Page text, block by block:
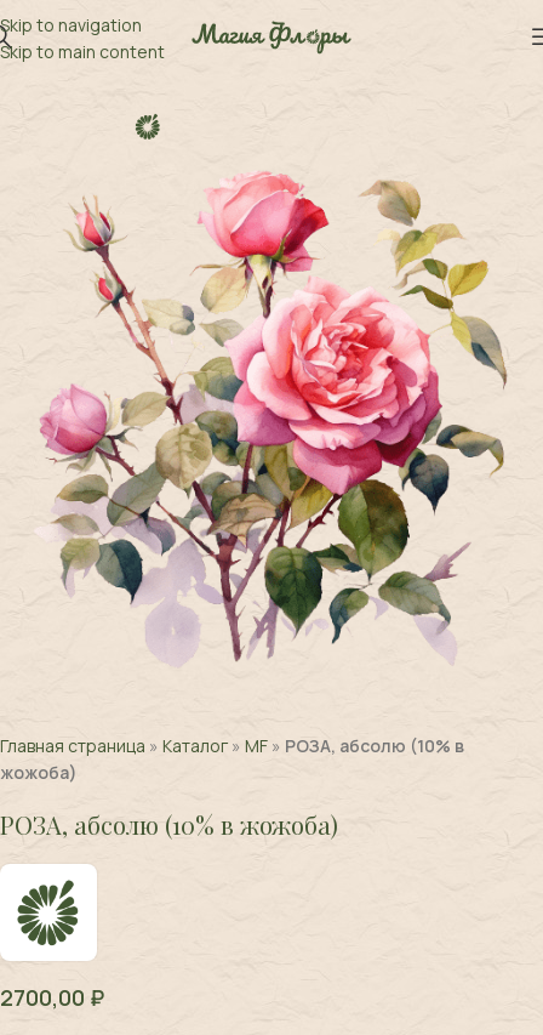
Skip to navigation
Skip to main content
Главная страница » Каталог » MF » РОЗА, абсолю (10% в
жожоба)
РОЗА, абсолю (10% в жожоба)
2700,00 ₽